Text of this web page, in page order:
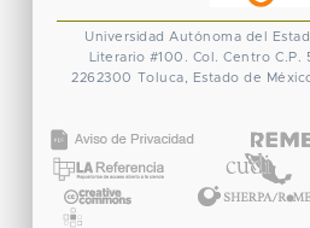
Universidad Autónoma del
Literario #100. Col. Centro C.P.
2262300 Toluca, Estado de